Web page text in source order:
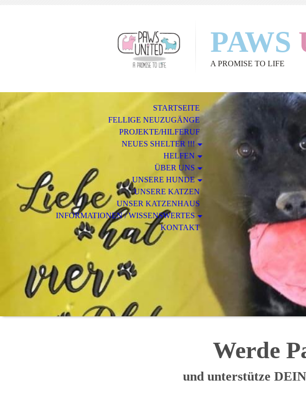
PAWS
A PROMISE TO LIFE
STARTSEITE
FELLIGE NEUZUGÄNGE
PROJEKTE/HILFERUF
NEUES SHELTER !!!
HELFEN
ÜBER UNS
UNSERE HUNDE
UNSERE KATZEN
UNSER KATZENHAUS
INFORMATIONEN / WISSENSWERTES
KONTAKT
Werde
und unterstütze